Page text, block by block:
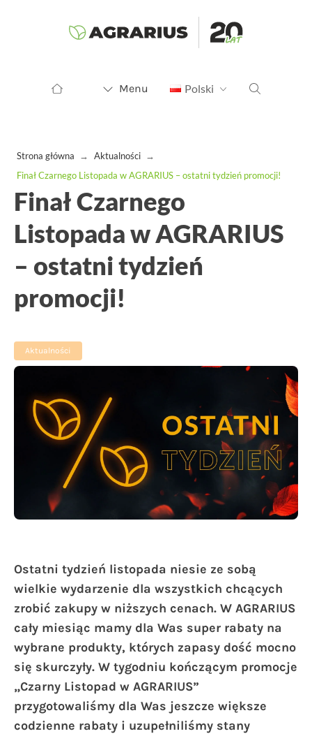
Menu Polski
Strona główna → Aktualności →
Finał Czarnego Listopada w AGRARIUS – ostatni tydzień promocji!
Finał Czarnego
Listopada w AGRARIUS
– ostatni tydzień
promocji!
Aktualności
Ostatni tydzień listopada niesie ze sobą
wielkie wydarzenie dla wszystkich chcących
zrobić zakupy w niższych cenach. W AGRARIUS
cały miesiąc mamy dla Was super rabaty na
wybrane produkty, których zapasy dość mocno
się skurczyły. W tygodniu kończącym promocje
„Czarny Listopad w AGRARIUS”
przygotowaliśmy dla Was jeszcze większe
codzienne rabaty i uzupełniliśmy stany